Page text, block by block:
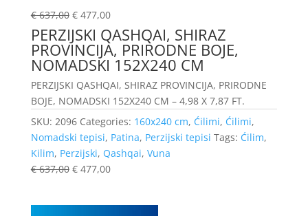
€637,00 €477,00
PERZIJSKI QASHQAI, SHIRAZ
PROVINCIJA, PRIRODNE BOJE,
NOMADSKI 152X240 CM
PERZIJSKI QASHQAI, SHIRAZ PROVINCIJA, PRIRODNE
BOJE, NOMADSKI 152X240 CM – 4,98 X 7,87 FT.
SKU: 2096 Categories: 160x240 cm, Ćilimi, Ćilimi,
Nomadski tepisi, Patina, Perzijski tepisi Tags: Ćilim,
Kilim, Perzijski, Qashqai, Vuna
€637,00 €477,00